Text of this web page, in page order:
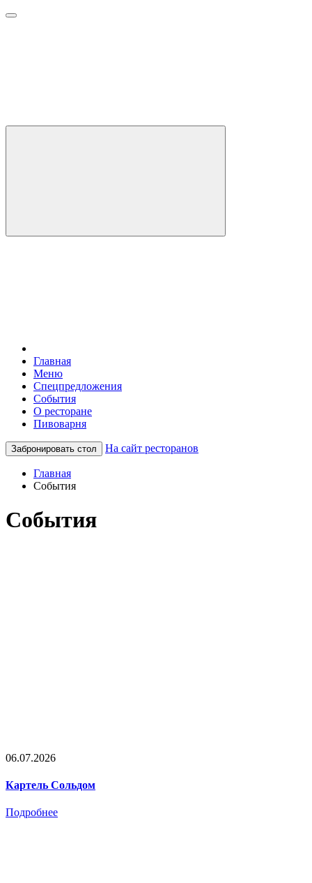
Главная
Меню
Спецпредложения
События
О ресторане
Пивоварня
Забронировать стол На сайт ресторанов
Главная
События
События
06.07.2026
Картель Сольдом
Подробнее